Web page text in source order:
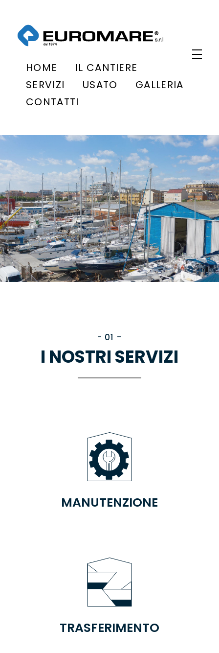
HOME
IL CANTIERE
SERVIZI
USATO
GALLERIA
CONTATTI
- 01 -
I NOSTRI SERVIZI
MANUTENZIONE
TRASFERIMENTO